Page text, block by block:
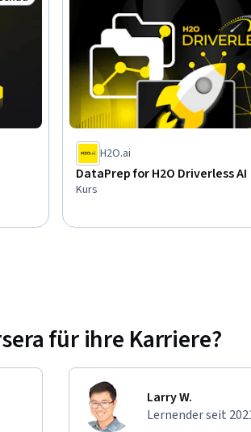
Vorschau
H2O.ai
DataPrep for H2O Driverless AI
Kurs
für ihre Karriere?
Larry W.
Lernender seit